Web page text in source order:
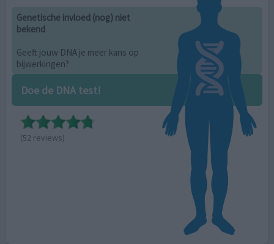
Genetische invloed (nog) niet
bekend
Geeft jouw DNA je meer kans op
bijwerkingen?
Doe de DNA test!
(52 reviews)